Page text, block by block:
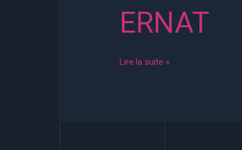
ERNAT
Lire la suite »